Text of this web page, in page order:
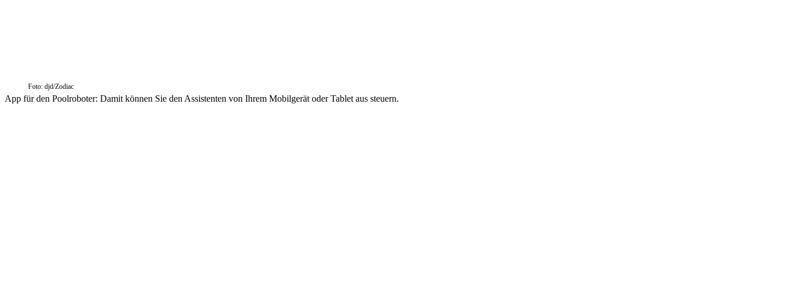
Foto: djd/Zodiac
App für den Poolroboter: Damit können Sie den Assistenten von Ihrem Mobilgerät oder Tablet aus steuern.